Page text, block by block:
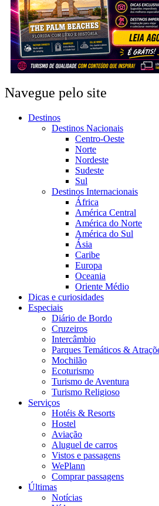
Navegue pelo site
Destinos
Destinos Nacionais
Centro-Oeste
Norte
Nordeste
Sudeste
Sul
Destinos Internacionais
África
América Central
América do Norte
América do Sul
Ásia
Caribe
Europa
Oceania
Oriente Médio
Dicas e curiosidades
Especiais
Diário de Bordo
Cruzeiros
Intercâmbio
Parques Temáticos &
Mochilão
Ecoturismo
Turismo de Aventura
Turismo Religioso
Serviços
Hotéis & Resorts
Hostel
Aviação
Aluguel de carros
Vistos e passagens
WePlann
Comprar passagens
Últimas
Notícias